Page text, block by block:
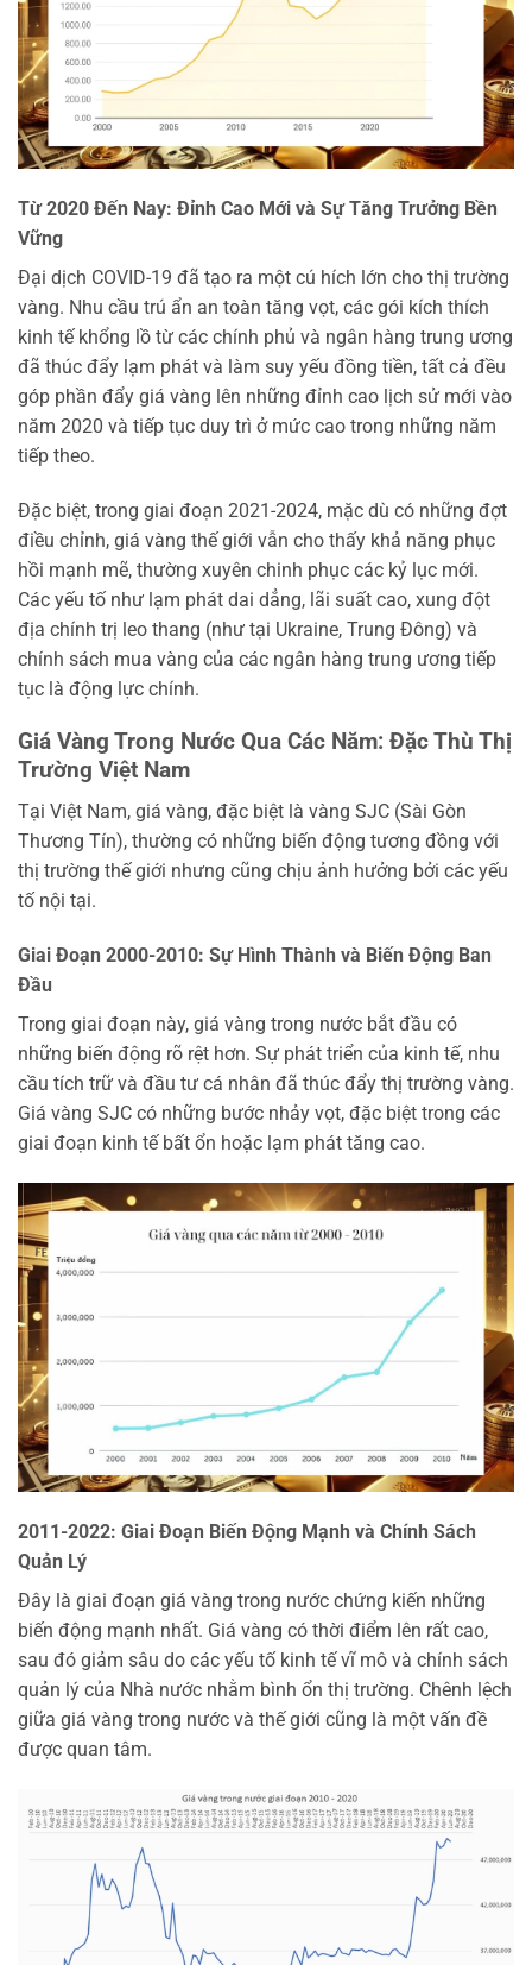
Từ 2020 Đến Nay: Đỉnh Cao Mới và Sự Tăng Trưởng Bền
Vững
Đại dịch COVID-19 đã tạo ra một cú hích lớn cho thị trường
vàng. Nhu cầu trú ẩn an toàn tăng vọt, các gói kích thích
kinh tế khổng lồ từ các chính phủ và ngân hàng trung ương
đã thúc đẩy lạm phát và làm suy yếu đồng tiền, tất cả đều
góp phần đẩy giá vàng lên những đỉnh cao lịch sử mới vào
năm 2020 và tiếp tục duy trì ở mức cao trong những năm
tiếp theo.
Đặc biệt, trong giai đoạn 2021-2024, mặc dù có những đợt
điều chỉnh, giá vàng thế giới vẫn cho thấy khả năng phục
hồi mạnh mẽ, thường xuyên chinh phục các kỷ lục mới.
Các yếu tố như lạm phát dai dẳng, lãi suất cao, xung đột
địa chính trị leo thang (như tại Ukraine, Trung Đông) và
chính sách mua vàng của các ngân hàng trung ương tiếp
tục là động lực chính.
Giá Vàng Trong Nước Qua Các Năm: Đặc Thù Thị
Trường Việt Nam
Tại Việt Nam, giá vàng, đặc biệt là vàng SJC (Sài Gòn
Thương Tín), thường có những biến động tương đồng với
thị trường thế giới nhưng cũng chịu ảnh hưởng bởi các yếu
tố nội tại.
Giai Đoạn 2000-2010: Sự Hình Thành và Biến Động Ban
Đầu
Trong giai đoạn này, giá vàng trong nước bắt đầu có
những biến động rõ rệt hơn. Sự phát triển của kinh tế, nhu
cầu tích trữ và đầu tư cá nhân đã thúc đẩy thị trường vàng.
Giá vàng SJC có những bước nhảy vọt, đặc biệt trong các
giai đoạn kinh tế bất ổn hoặc lạm phát tăng cao.
2011-2022: Giai Đoạn Biến Động Mạnh và Chính Sách
Quản Lý
Đây là giai đoạn giá vàng trong nước chứng kiến những
biến động mạnh nhất. Giá vàng có thời điểm lên rất cao,
sau đó giảm sâu do các yếu tố kinh tế vĩ mô và chính sách
quản lý của Nhà nước nhằm bình ổn thị trường. Chênh lệch
giữa giá vàng trong nước và thế giới cũng là một vấn đề
được quan tâm.